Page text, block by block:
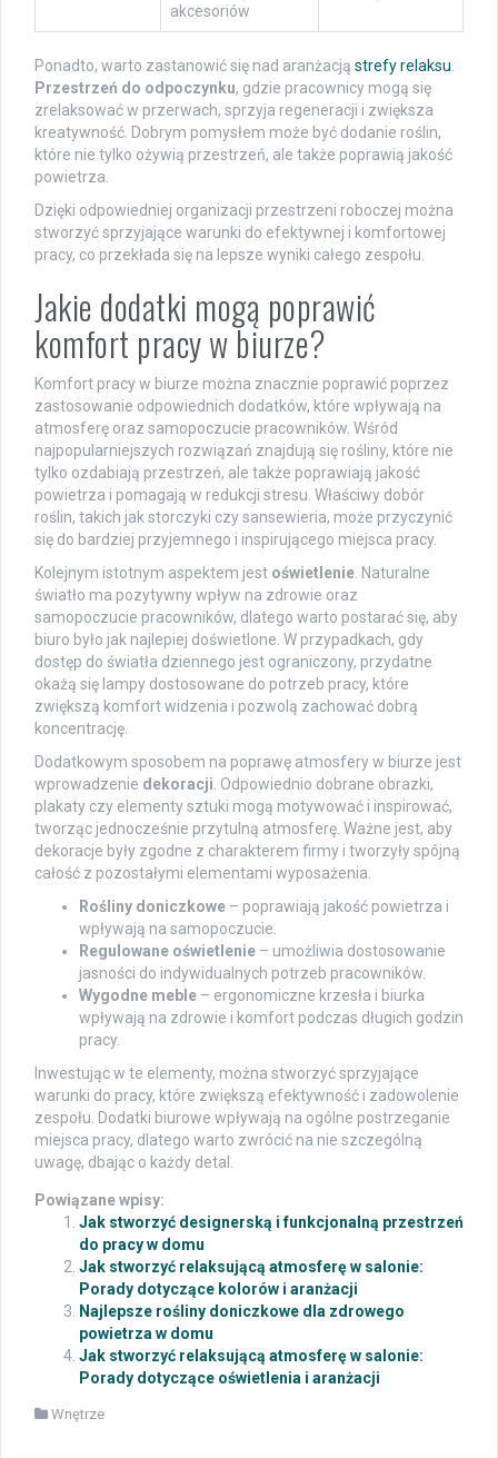
akcesoriów
Ponadto, warto zastanowić się nad aranżacją strefy relaksu.
Przestrzeń do odpoczynku, gdzie pracownicy mogą się
zrelaksować w przerwach, sprzyja regeneracji i zwiększa
kreatywność. Dobrym pomysłem może być dodanie roślin,
które nie tylko ożywią przestrzeń, ale także poprawią jakość
powietrza.
Dzięki odpowiedniej organizacji przestrzeni roboczej można
stworzyć sprzyjające warunki do efektywnej i komfortowej
pracy, co przekłada się na lepsze wyniki całego zespołu.
Jakie dodatki mogą poprawić
komfort pracy w biurze?
Komfort pracy w biurze można znacznie poprawić poprzez
zastosowanie odpowiednich dodatków, które wpływają na
atmosferę oraz samopoczucie pracowników. Wśród
najpopularniejszych rozwiązań znajdują się rośliny, które nie
tylko ozdabiają przestrzeń, ale także poprawiają jakość
powietrza i pomagają w redukcji stresu. Właściwy dobór
roślin, takich jak storczyki czy sansewieria, może przyczynić
się do bardziej przyjemnego i inspirującego miejsca pracy.
Kolejnym istotnym aspektem jest oświetlenie. Naturalne
światło ma pozytywny wpływ na zdrowie oraz
samopoczucie pracowników, dlatego warto postarać się, aby
biuro było jak najlepiej doświetlone. W przypadkach, gdy
dostęp do światła dziennego jest ograniczony, przydatne
okażą się lampy dostosowane do potrzeb pracy, które
zwiększą komfort widzenia i pozwolą zachować dobrą
koncentrację.
Dodatkowym sposobem na poprawę atmosfery w biurze jest
wprowadzenie dekoracji. Odpowiednio dobrane obrazki,
plakaty czy elementy sztuki mogą motywować i inspirować,
tworząc jednocześnie przytulną atmosferę. Ważne jest, aby
dekoracje były zgodne z charakterem firmy i tworzyły spójną
całość z pozostałymi elementami wyposażenia.
Rośliny doniczkowe – poprawiają jakość powietrza i
wpływają na samopoczucie.
Regulowane oświetlenie – umożliwia dostosowanie
jasności do indywidualnych potrzeb pracowników.
Wygodne meble – ergonomiczne krzesła i biurka
wpływają na zdrowie i komfort podczas długich godzin
pracy.
Inwestując w te elementy, można stworzyć sprzyjające
warunki do pracy, które zwiększą efektywność i zadowolenie
zespołu. Dodatki biurowe wpływają na ogólne postrzeganie
miejsca pracy, dlatego warto zwrócić na nie szczególną
uwagę, dbając o każdy detal.
Powiązane wpisy:
Jak stworzyć designerską i funkcjonalną przestrzeń
do pracy w domu
Jak stworzyć relaksującą atmosferę w salonie:
Porady dotyczące kolorów i aranżacji
Najlepsze rośliny doniczkowe dla zdrowego
powietrza w domu
Jak stworzyć relaksującą atmosferę w salonie:
Porady dotyczące oświetlenia i aranżacji
Wnętrze